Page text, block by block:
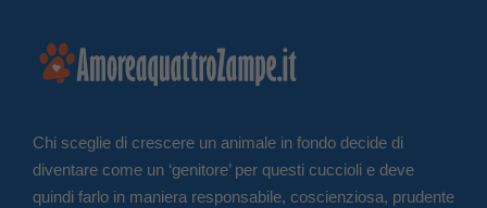
Chi sceglie di crescere un animale in fondo decide di
diventare come un ‘genitore’ per questi cuccioli e deve
quindi farlo in maniera responsabile, coscienziosa, prudente